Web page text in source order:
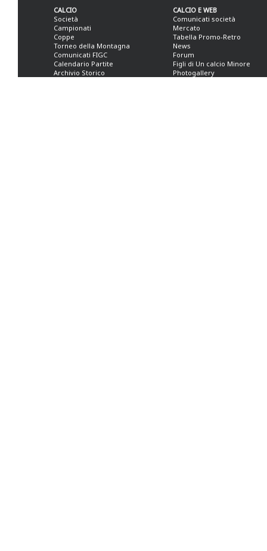
CALCIO
Società
Campionati
Coppe
Torneo della Montagna
Comunicati FIGC
Calendario Partite
Archivio Storico
CALCIO E WEB
Comunicati società
Mercato
Tabella Promo-Retro
News
Forum
Figli di Un calcio Minore
Photogallery